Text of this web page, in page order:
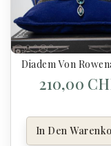
Diadem Von
210,00
In Den